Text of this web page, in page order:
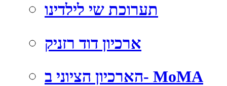
תערוכת שי לילדינו
ארכיון דוד רזניק
הארכיון הציוני ב- MoMA